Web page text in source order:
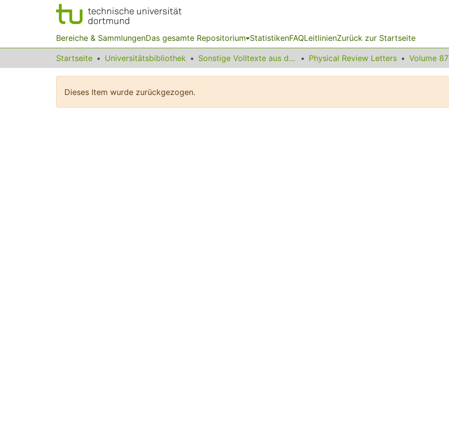
Bereiche & SammlungenDas gesamte Repositorium StatistikenFAQLeitlinienZurück zur Startseite
Startseite Universitätsbibliothek Sonstige Volltexte aus dem Bibliotheksangebot Physical Review Letters Volume 87
Dieses Item wurde zurückgezogen.